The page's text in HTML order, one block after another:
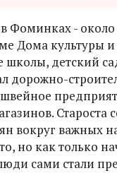
Фоминках - около
Дома культуры
школы, детский
дорожно-
Староста
вокруг важных
но как только
сами стали